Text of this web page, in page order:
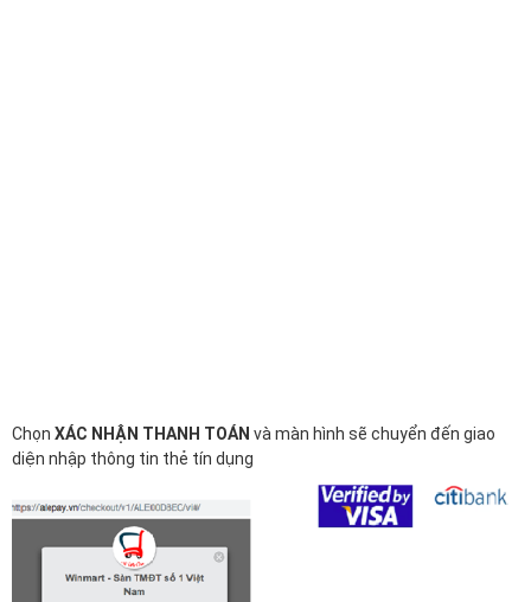
Chọn XÁC NHẬN THANH TOÁN và màn hình sẽ chuyển đến giao
diện nhập thông tin thẻ tín dụng